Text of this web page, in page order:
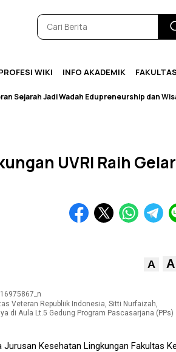
WIKI INFO AKADEMIK FAKULTAS
Jadi Wadah Edupreneurship dan Wisata
UVRI Raih Gelar
A A
Veteran Republiik Indonesia, Sitti Nurfaizah,
di Aula Lt.5 Gedung Program Pascasarjana (PPs)
Jurusan Kesehatan Lingkungan Fakultas